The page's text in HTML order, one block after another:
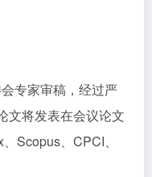
专家审稿，经过严
文将发表在会议论文
Scopus、CPCI、